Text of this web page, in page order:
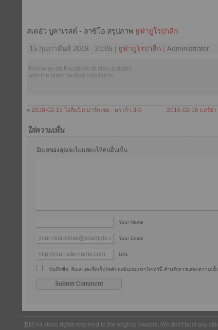
สเตอัว บูคาเรสต์ - ลาซิโอ สรุปภาพ ยูฟ่ายูโรปาลีก
15 กุมภาพันธ์ 2018 - 21:05 | ยูฟ่ายูโรปาลีก | Administrator
Follow us on Facebook to stay updated
with the latest football highlights.
« 2018-02-15 โอลิมปิก มาร์กเซย - บราก้า 3-0 2018-02-16 แฮร์ธ่
ใส่ความเห็น
อีเมลของคุณจะไม่แสดงให้คนอื่นเห็น
Your Name
Your Email
URL
บันทึกชื่อ, อีเมล และชื่อเว็บไซต์ของฉันบนเบราว์เซอร์นี้ สำหรับการแสดงความเห็
[EN] All video rights reserved to the original owners. We don't host any